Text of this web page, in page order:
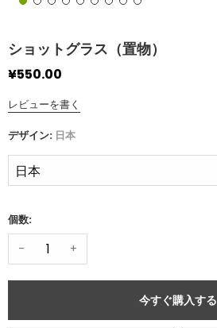
ショットグラス（置物）
¥550.00
レビューを書く
デザイン: 日本
個数:
- +
今すぐ購入する